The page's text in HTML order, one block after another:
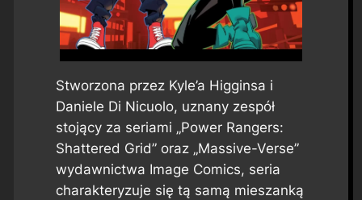
Stworzona przez Kyle’a Higginsa i
Daniele Di Nicuolo, uznany zespół
stojący za seriami „Power Rangers:
Shattered Grid” oraz „Massive-Verse”
wydawnictwa Image Comics, seria
charakteryzuje się tą samą mieszanką